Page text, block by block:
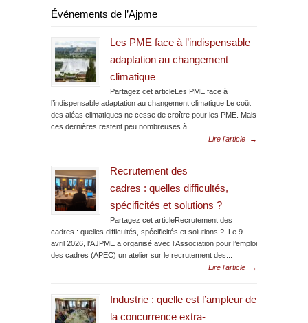
Événements de l’Ajpme
Les PME face à l’indispensable
adaptation au changement
climatique
Partagez cet articleLes PME face à
l’indispensable adaptation au changement climatique Le coût
des aléas climatiques ne cesse de croître pour les PME. Mais
ces dernières restent peu nombreuses à...
Lire l'article
→
Recrutement des
cadres : quelles difficultés,
spécificités et solutions ?
Partagez cet articleRecrutement des
cadres : quelles difficultés, spécificités et solutions ? Le 9
avril 2026, l’AJPME a organisé avec l’Association pour l’emploi
des cadres (APEC) un atelier sur le recrutement des...
Lire l'article
→
Industrie : quelle est l’ampleur de
la concurrence extra-